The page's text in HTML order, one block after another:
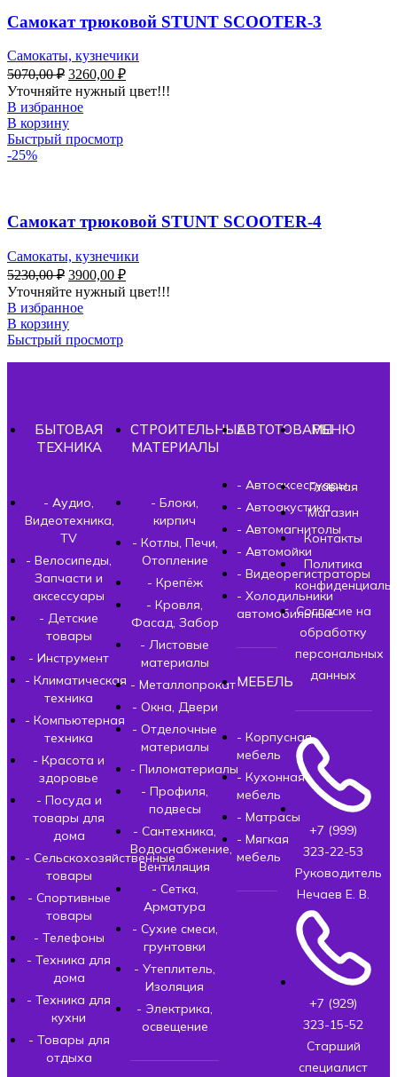
Самокат трюковой STUNT SCOOTER-3
Самокаты, кузнечики
5070,00₽ 3260,00 ₽
Уточняйте нужный цвет!!!
В избранное
В корзину
Быстрый просмотр
-25%
Самокат трюковой STUNT SCOOTER-4
Самокаты, кузнечики
5230,00₽ 3900,00 ₽
Уточняйте нужный цвет!!!
В избранное
В корзину
Быстрый просмотр
БЫТОВАЯ
ТЕХНИКА
- Аудио,
Видеотехника,
TV
- Велосипеды,
Запчасти и
аксессуары
- Детские
товары
- Инструмент
- Климатическая
техника
- Компьютерная
техника
- Красота и
здоровье
- Посуда и
товары для
дома
- Сельскохозяйственные
товары
- Спортивные
товары
- Телефоны
- Техника для
дома
- Техника для
кухни
- Товары для
отдыха
СТРОИТЕЛЬНЫЕ
МАТЕРИАЛЫ
- Блоки,
кирпич
- Котлы, Печи,
Отопление
- Крепёж
- Кровля,
Фасад, Забор
- Листовые
материалы
- Металлопрокат
- Окна, Двери
- Отделочные
материалы
- Пиломатериалы
- Профиля,
подвесы
- Сантехника,
Водоснабжение,
Вентиляция
- Сетка,
Арматура
- Сухие смеси,
грунтовки
- Утеплитель,
Изоляция
- Электрика,
освещение
АВТОТОВАРЫ
- Автоаксессуары
- Автоакустика
- Автомагнитолы
- Автомойки
- Видеорегистраторы
- Холодильники
автомобильные
МЕБЕЛЬ
- Корпусная
мебель
- Кухонная
мебель
- Матрасы
- Мягкая
мебель
МЕНЮ
Главная
Магазин
Контакты
Политика
Согласие на
обработку
персональных
данных
+7 (999)
323-22-53
Руководитель
Нечаев Е. В.
+7 (929)
323-15-52
Старший
специалист